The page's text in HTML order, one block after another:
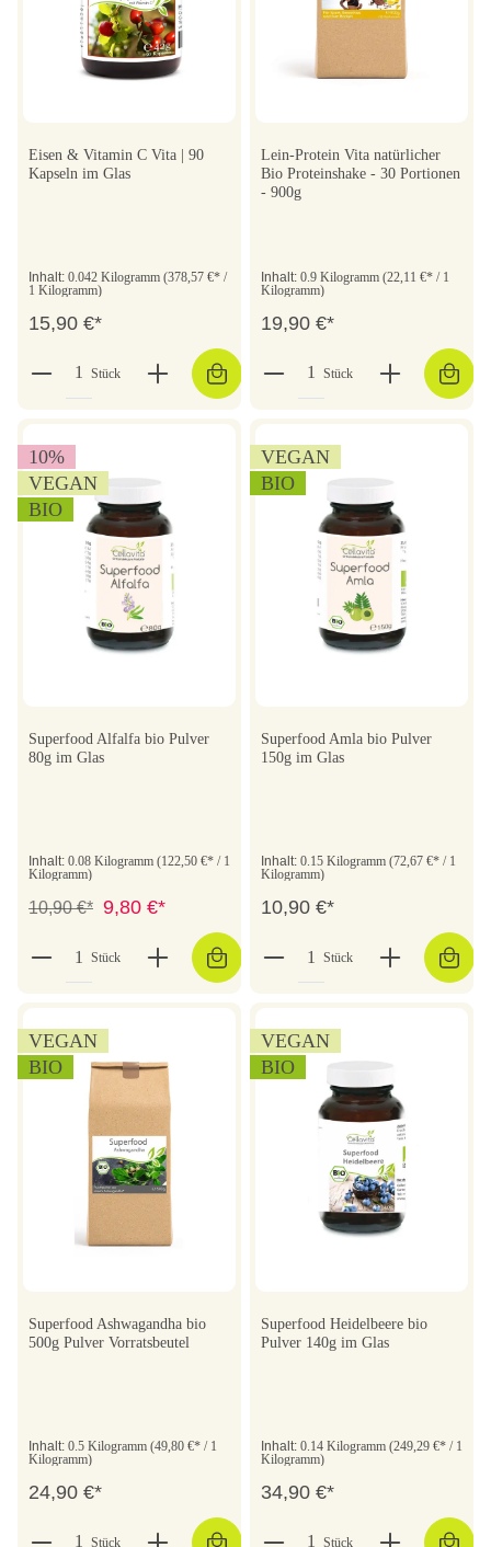
Eisen & Vitamin C Vita | 90
Kapseln im Glas
Inhalt: 0.042 Kilogramm (378,57 €* /
1 Kilogramm)
15,90 €*
Stück
Lein-Protein Vita natürlicher
Bio Proteinshake - 30 Portionen
- 900g
Inhalt: 0.9 Kilogramm (22,11 €* / 1
Kilogramm)
19,90 €*
Stück
10%
VEGAN
BIO
Superfood Alfalfa bio Pulver
80g im Glas
Inhalt: 0.08 Kilogramm (122,50 €* / 1
Kilogramm)
10,90 €* 9,80 €*
Stück
VEGAN
BIO
Superfood Amla bio Pulver
150g im Glas
Inhalt: 0.15 Kilogramm (72,67 €* / 1
Kilogramm)
10,90 €*
Stück
VEGAN
BIO
Superfood Ashwagandha bio
500g Pulver Vorratsbeutel
Inhalt: 0.5 Kilogramm (49,80 €* / 1
Kilogramm)
24,90 €*
Stück
VEGAN
BIO
Superfood Heidelbeere bio
Pulver 140g im Glas
Inhalt: 0.14 Kilogramm (249,29 €* / 1
Kilogramm)
34,90 €*
Stück